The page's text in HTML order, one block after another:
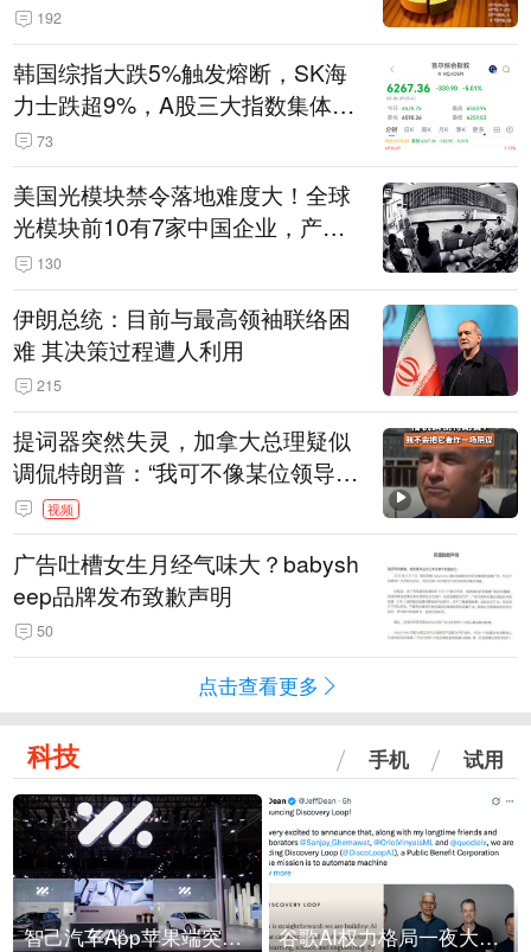
192
韩国综指大跌5%触发熔断，SK海
力士跌超9%，A股三大指数集体低
开 73
美国光模块禁令落地难度大！全球
光模块前10有7家中国企业，产业
界人士：想“脱钩”并不容易
130
伊朗总统：目前与最高领袖联络困
难 其决策过程遭人利用
215
提词器突然失灵，加拿大总理疑似
调侃特朗普：“我可不像某位领导
人，把这当成一场阴谋”，全场哄笑
视频
广告吐槽女生月经气味大？babysh
eep品牌发布致歉声明
50
点击查看更多
科技 手机 试用
智己汽车App苹果端突然“下架” 谷歌AI权力格局一夜大洗牌